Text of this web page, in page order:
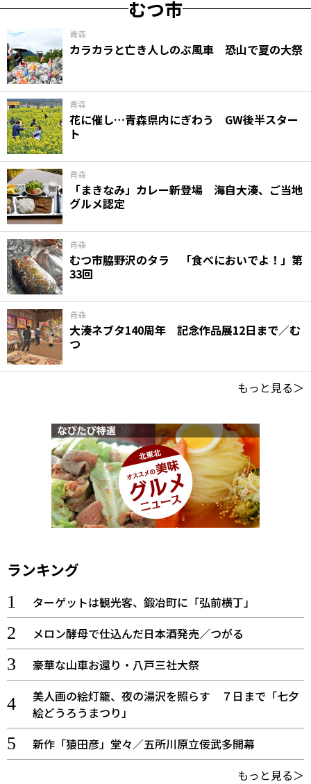
むつ市
青森
カラカラと亡き人しのぶ風車 恐山で夏の大祭
青森
花に催し…青森県内にぎわう GW後半スター
ト
青森
「まきなみ」カレー新登場 海自大湊、ご当地
グルメ認定
青森
むつ市脇野沢のタラ 「食べにおいでよ！」第
33回
青森
大湊ネブタ140周年 記念作品展12日まで／む
つ
もっと見る＞
ランキング
ターゲットは観光客、鍛冶町に「弘前横丁」
メロン酵母で仕込んだ日本酒発売／つがる
豪華な山車お還り・八戸三社大祭
美人画の絵灯籠、夜の湯沢を照らす ７日まで「七夕
絵どうろうまつり」
新作「猿田彦」堂々／五所川原立佞武多開幕
もっと見る＞